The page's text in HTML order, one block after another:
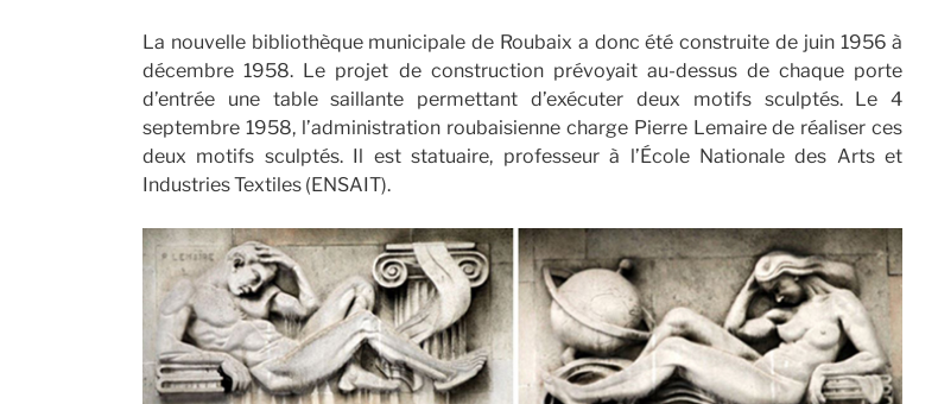
La nouvelle bibliothèque municipale de Roubaix a donc été construite de juin 1956 à
décembre 1958. Le projet de construction prévoyait au-dessus de chaque porte
d’entrée une table saillante permettant d’exécuter deux motifs sculptés. Le 4
septembre 1958, l’administration roubaisienne charge Pierre Lemaire de réaliser ces
deux motifs sculptés. Il est statuaire, professeur à l’École Nationale des Arts et
Industries Textiles (ENSAIT).